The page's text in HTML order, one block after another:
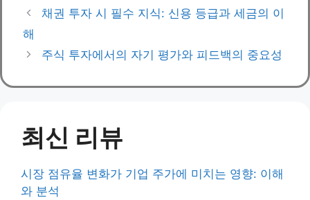
채권 투자 시 필수 지식: 신용 등급과 세금의 이
해
주식 투자에서의 자기 평가와 피드백의 중요성
최신 리뷰
시장 점유율 변화가 기업 주가에 미치는 영향: 이해
와 분석